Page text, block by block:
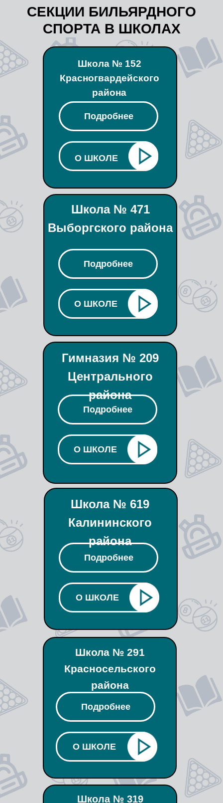
СЕКЦИИ БИЛЬЯРДНОГО
СПОРТА В ШКОЛАХ
Школа № 152
Красногвардейского
района
Подробнее
О ШКОЛЕ
Школа № 619
Калининского
района
Подробнее
О ШКОЛЕ
Гимназия № 209
Центрального
района
Подробнее
О ШКОЛЕ
Школа № 471
Выборгского района
Подробнее
О ШКОЛЕ
Школа № 319
Школа № 291
Красносельского
района
Подробнее
О ШКОЛЕ